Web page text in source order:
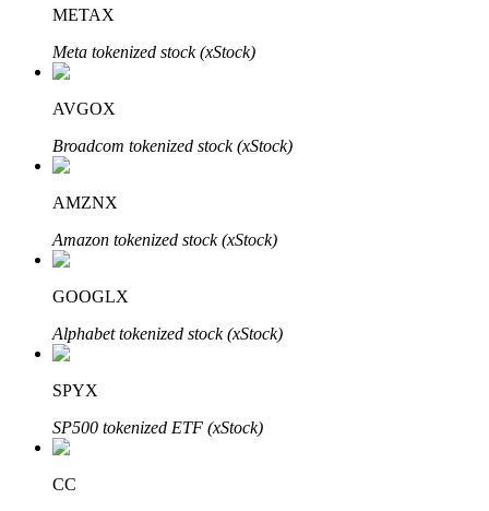
Bitrue
合夥人計劃
Bitrue渠道合伙人
METAX
Meta tokenized stock (xStock)
AVGOX
Broadcom tokenized stock (xStock)
AMZNX
Amazon tokenized stock (xStock)
GOOGLX
Alphabet tokenized stock (xStock)
SPYX
SP500 tokenized ETF (xStock)
CC